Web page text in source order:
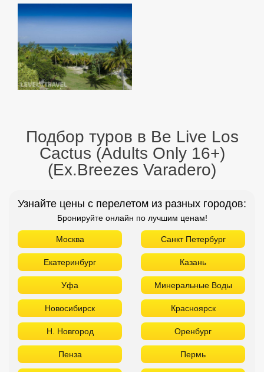
Подбор туров в Be Live Los
Cactus (Adults Only 16+)
(Ex.Breezes Varadero)
Узнайте цены с перелетом из разных городов:
Бронируйте онлайн по лучшим ценам!
Москва Санкт Петербург
Екатеринбург Казань
Уфа Минеральные Воды
Новосибирск Красноярск
Н. Новгород Оренбург
Пенза Пермь